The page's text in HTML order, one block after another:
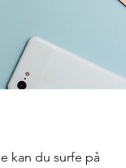
kan du surfe på